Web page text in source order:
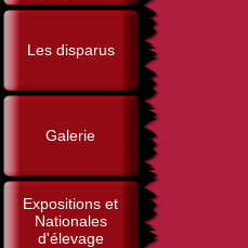
Les disparus
Galerie
Expositions et
Nationales
d'élevage